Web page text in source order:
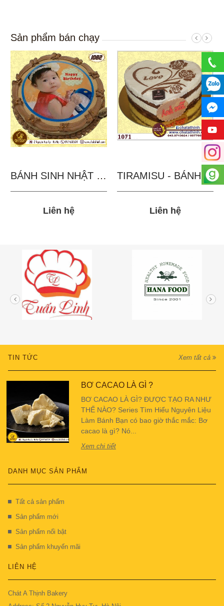
Sản phẩm bán chạy
BÁNH SINH NHẬT IN...
Liên hệ
TIRAMISU - BÁNH TẶNG...
Liên hệ
TIN TỨC Xem tất cả
BƠ CACAO LÀ GÌ ?
BƠ CACAO LÀ GÌ? ĐƯỢC TẠO RA NHƯ
THẾ NÀO? Series Tìm Hiểu Nguyên Liệu
Làm Bánh Bạn có bao giờ thắc mắc: Bơ
cacao là gì? Nó...
Xem chi tiết
DANH MỤC SẢN PHẨM
Tất cả sản phẩm
Sản phẩm mới
Sản phẩm nổi bật
Sản phẩm khuyến mãi
LIÊN HỆ
Chát A Thịnh Bakery